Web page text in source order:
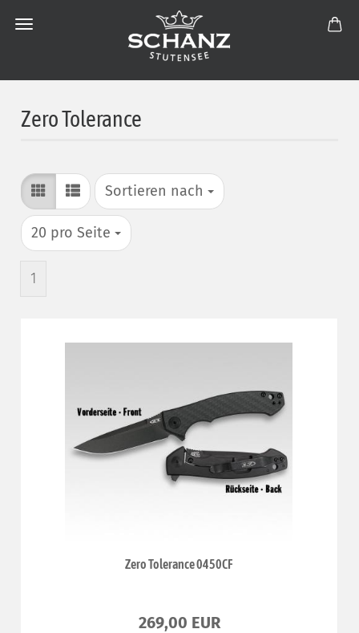
Zero Tolerance
Sortieren nach
Sortieren nach
20 pro Seite
pro Seite
1
Zero Tolerance 0450CF
269,00 EUR